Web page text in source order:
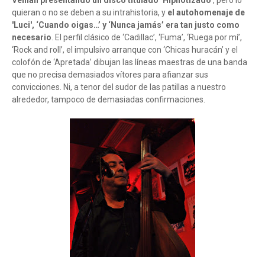
quieran o no se deben a su intrahistoria, y el autohomenaje de
'Luci', ‘Cuando oigas…’ y ‘Nunca jamás’ era tan justo como
necesario. El perfil clásico de ‘Cadillac’, ‘Fuma’, ‘Ruega por mí’,
‘Rock and roll’, el impulsivo arranque con ‘Chicas huracán’ y el
colofón de ‘Apretada’ dibujan las líneas maestras de una banda
que no precisa demasiados vítores para afianzar sus
convicciones. Ni, a tenor del sudor de las patillas a nuestro
alrededor, tampoco de demasiadas confirmaciones.